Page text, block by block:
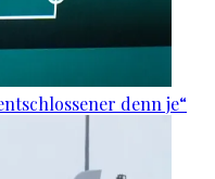
denn je“